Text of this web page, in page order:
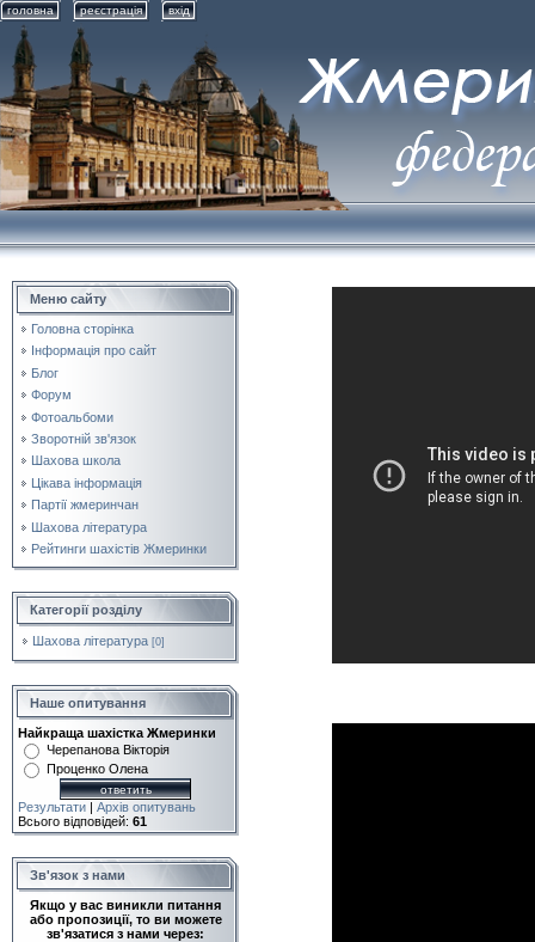
головна реєстрація вхід
Меню сайту
Головна сторінка
Інформація про сайт
Блог
Форум
Фотоальбоми
Зворотній зв'язок
Шахова школа
Цікава інформація
Партії жмеринчан
Шахова література
Рейтинги шахістів Жмеринки
Категорії розділу
Шахова література [0]
Наше опитування
Найкраща шахістка Жмеринки
Черепанова Вікторія
Проценко Олена
Результати | Архів опитувань
Всього відповідей: 61
Зв'язок з нами
Якщо у вас виникли питання
або пропозиції, то ви можете
зв'язатися з нами через: